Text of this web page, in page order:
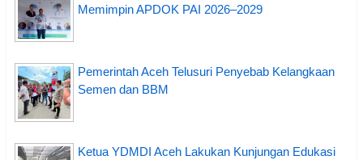
Memimpin APDOK PAI 2026–2029
Pemerintah Aceh Telusuri Penyebab Kelangkaan
Semen dan BBM
Ketua YDMDI Aceh Lakukan Kunjungan Edukasi